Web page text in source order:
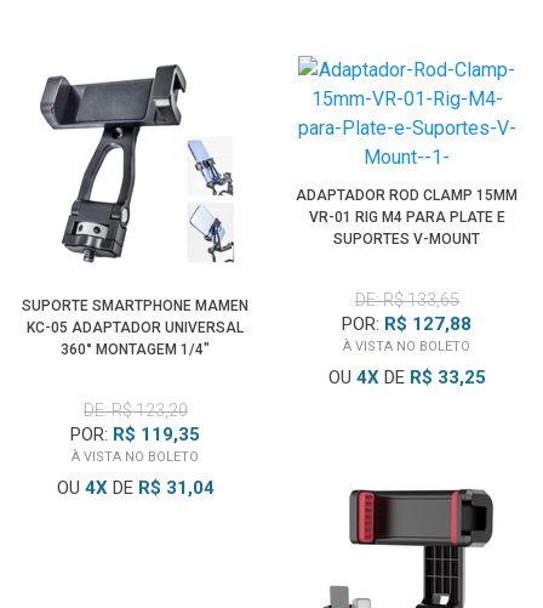
SUPORTE SMARTPHONE MAMEN
KC-05 ADAPTADOR UNIVERSAL
360° MONTAGEM 1/4"
DE: R$ 123,20
POR: R$ 119,35
À VISTA NO BOLETO
OU 4XDE R$ 31,04
ADAPTADOR ROD CLAMP 15MM
VR-01 RIG M4 PARA PLATE E
SUPORTES V-MOUNT
DE: R$ 133,65
POR: R$ 127,88
À VISTA NO BOLETO
OU 4XDE R$ 33,25